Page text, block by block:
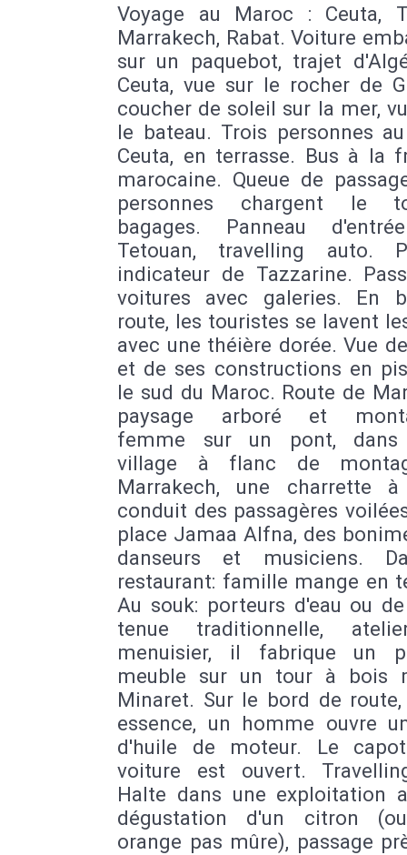
Voyage au Maroc : Ceuta,
Marrakech, Rabat. Voiture
sur un paquebot, trajet
Ceuta, vue sur le rocher de
coucher de soleil sur la mer,
le bateau. Trois personnes
Ceuta, en terrasse. Bus à la
marocaine. Queue de
personnes chargent le
bagages. Panneau
Tetouan, travelling auto.
indicateur de Tazzarine.
voitures avec galeries. En
route, les touristes se lavent
avec une théière dorée. Vue
et de ses constructions en
le sud du Maroc. Route de
paysage arboré et
femme sur un pont, dans
village à flanc de
Marrakech, une charrette à
conduit des passagères
place Jamaa Alfna, des
danseurs et musiciens.
restaurant: famille mange en
Au souk: porteurs d'eau ou
tenue traditionnelle,
menuisier, il fabrique un
meuble sur un tour à bois
Minaret. Sur le bord de
essence, un homme ouvre
d'huile de moteur. Le
voiture est ouvert.
Halte dans une exploitation
dégustation d'un citron
orange pas mûre), passage